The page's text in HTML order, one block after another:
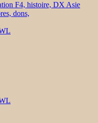
F4, histoire, DX Asie
dons,